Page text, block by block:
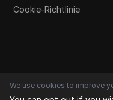
Cookie-Richtlinie
We use cookies to improve